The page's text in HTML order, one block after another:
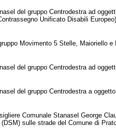
del gruppo Centrodestra ad
Unificato Disabili
Movimento 5 Stelle, Maioriello
del gruppo Centrodestra ad
del gruppo Centrodestra a
Comunale Stanasel George
sulle strade del Comune di